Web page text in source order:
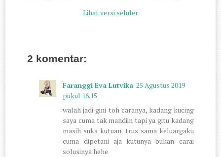
Lihat versi seluler
2 komentar:
Faranggi Eva Lutvika 25 Agustus 2019
pukul 16.15
walah jadi gini toh caranya, kadang kucing
saya cuma tak mandiin tapi ya gitu kadang
masih suka kutuan. trus sama keluargaku
cuma dipetani aja kutunya bukan carai
solusinya hehe